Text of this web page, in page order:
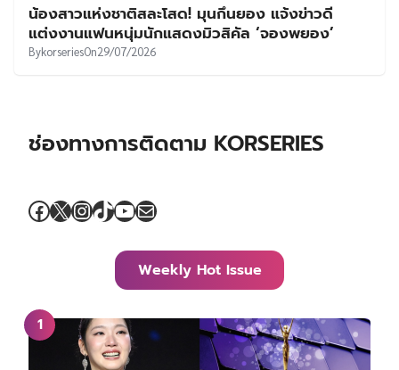
น้องสาวแห่งชาติสละโสด! มุนกึนยอง แจ้งข่าวดี
แต่งงานแฟนหนุ่มนักแสดงมิวสิคัล ‘จองพยอง’
BykorseriesOn29/07/2026
ช่องทางการติดตาม KORSERIES
Facebook
X Instagram
TikTok
YouTube
Mail
Weekly Hot Issue